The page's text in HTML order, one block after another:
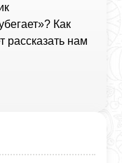
Как
рассказать нам